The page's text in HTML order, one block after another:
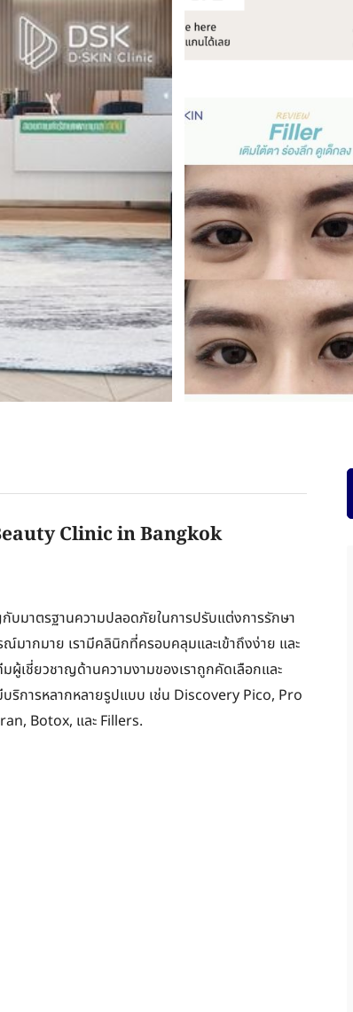
Clinic in Bangkok
มาตรฐานความปลอดภัยในการปรับแต่งการรักษา
ากมาย เรามีคลินิกที่ครอบคลุมและเข้าถึงง่าย และ
เชี่ยวชาญด้านความงามของเราถูกคัดเลือกและ
ริการหลากหลายรูปแบบ เช่น Discovery Pico, Pro
Botox, และ Fillers.